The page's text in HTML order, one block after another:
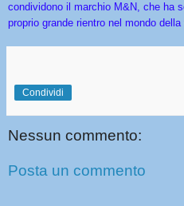
condividono il marchio M&N, che ha
proprio grande rientro nel mondo
Condividi
Nessun commento:
Posta un commento